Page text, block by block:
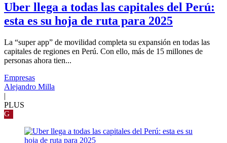
Uber llega a todas las capitales del Perú:
esta es su hoja de ruta para 2025
La “super app” de movilidad completa su expansión en todas las
capitales de regiones en Perú. Con ello, más de 15 millones de
personas ahora tien...
Empresas
Alejandro Milla
|
PLUS
G